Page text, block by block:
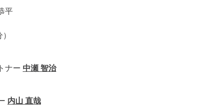
平
）
ナー 中瀬 智治
内山 直哉